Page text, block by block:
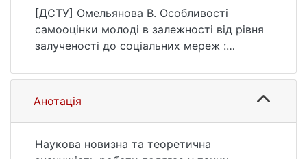
соціальних мереж [Бакалаврська робота,
Київський національний університет імені
Тараса Шевченка]. eKNUTSHIR.
https://ir.library.knu.ua/handle/15071834/7561
[ДСТУ] Омельянова В. Особливості
самооцінки молоді в залежності від рівня
залученості до соціальних мереж :
Соціальні та поведінкові науки / наук. кер.
А. В. Бахвалова. Київ, 2025. 51 с. URL:
https://ir.library.knu.ua/handle/15071834/7561
Анотація
Наукова новизна та теоретична